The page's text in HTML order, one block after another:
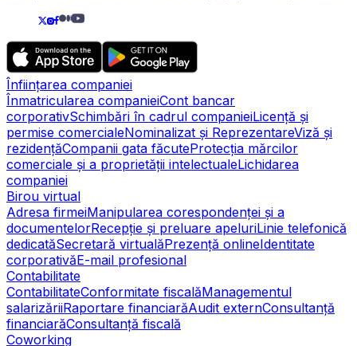
Înființarea companiei
Înmatricularea companieiCont bancar
corporativSchimbări în cadrul companieiLicență și
permise comercialeNominalizat și ReprezentareViză și
rezidențăCompanii gata făcuteProtecția mărcilor
comerciale și a proprietății intelectualeLichidarea
companiei
Birou virtual
Adresa firmeiManipularea corespondenței și a
documentelorRecepție și preluare apeluriLinie telefonică
dedicatăSecretară virtualăPrezență onlineIdentitate
corporativăE-mail profesional
Contabilitate
ContabilitateConformitate fiscalăManagementul
salarizăriiRaportare financiarăAudit externConsultanță
financiarăConsultanță fiscală
Coworking